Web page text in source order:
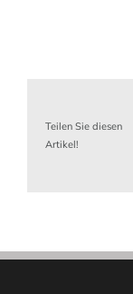
Teilen Sie diesen
Artikel!